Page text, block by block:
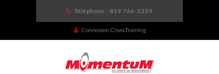
Téléphone : 819 764-3339
Connexion CrossTraining